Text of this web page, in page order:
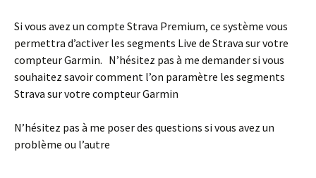
Si vous avez un compte Strava Premium, ce système vous
permettra d’activer les segments Live de Strava sur votre
compteur Garmin. N’hésitez pas à me demander si vous
souhaitez savoir comment l’on paramètre les segments
Strava sur votre compteur Garmin
N’hésitez pas à me poser des questions si vous avez un
problème ou l’autre